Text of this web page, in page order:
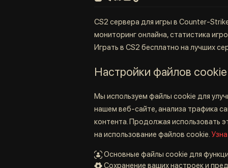
CS2 сервера для игры в Counter-
мониторинг онлайна, статистика
Играть в CS2 бесплатно на лучших
Настройки файлов cookie
Мы используем файлы cookie для
нашем веб-сайте, анализа трафика
контента. Продолжая использовать
на использование файлов cookie.
Основные файлы cookie для
Сохранение ваших настроек и